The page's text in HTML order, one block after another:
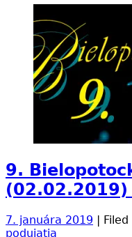
9.
(02.02.2019)
7. januára 2019 |
podujatia